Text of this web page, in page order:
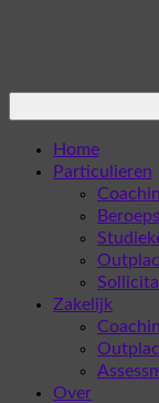
Home
Particulieren
Zakelijk
Over